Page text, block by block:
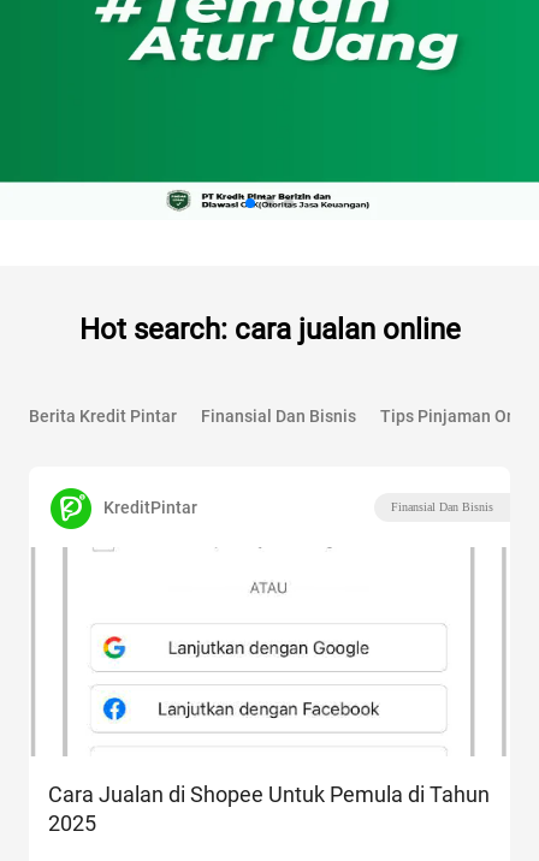
Hot search: cara jualan online
Berita Kredit Pintar Finansial Dan Bisnis Tips Pinjaman
KreditPintar Finansial Dan Bisnis
Cara Jualan di Shopee Untuk Pemula di Tahun
2025